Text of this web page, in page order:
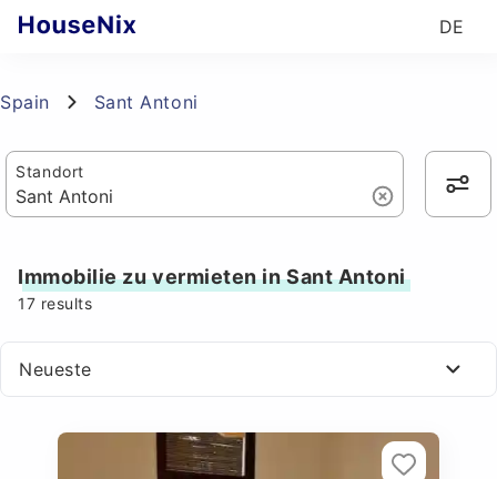
DE
Spain Sant Antoni
Standort
Immobilie zu vermieten in Sant Antoni
17 results
Neueste